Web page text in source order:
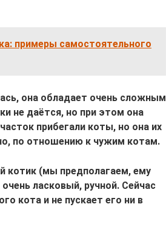
примеры самостоятельного
она обладает очень сложным
не даётся, но при этом она
прибегали коты, но она их
по отношению к чужим котам.
котик (мы предполагаем, ему
ласковый, ручной. Сейчас
кота и не пускает его ни в